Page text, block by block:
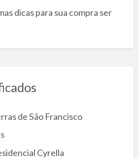
dicas para sua compra ser
de São Francisco
Cyrella